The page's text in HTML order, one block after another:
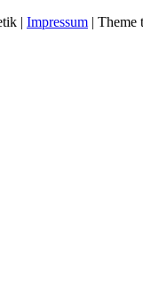
| Impressum | Theme